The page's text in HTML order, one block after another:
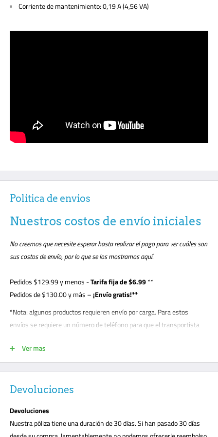
Corriente de mantenimiento: 0,19 A (4,56 VA)
Politica de envios
Nuestros costos de envío iniciales
No creemos que necesite esperar hasta realizar el pago para ver cuáles son
sus costos de envío, por lo que se los mostramos aquí.
Pedidos $129.99y menos -Tarifa fija de $6.99**
Pedidos de $130.00 y más –¡Envío gratis!**
*Nota: algunos productos requieren envío por carga. Para estos
envíos se requiere un número de teléfono para que el transportista
la entrega de descarga y es responsable de anotar cualquier daño en
el conocimiento de embarque. Los envíos de carga se realizan en la
acera; esta es una práctica de carga estándar con todos los
transportistas. Los clientes deberán descargar su paquete o solicitar
su paquete a la puerta principal como la entrega tradicional de UPS o
FedEx. Marque todos los daños inmediatamente o cualquier daño
Ver mas
Devoluciones
Devoluciones
Nuestra póliza tiene una duración de 30 días. Si han pasado 30 días